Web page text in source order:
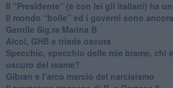
​Il “Presidente” (e con lei gli italiani) ha
​Il mondo “bolle” ed i governi sono
​Gentile Sig.ra Marina B
​Alcol, GHB e triade oscura
​Specchio, specchio delle mie brame, chi
oscuro del reame?
​Gibran e l’arco marcio del narcisismo